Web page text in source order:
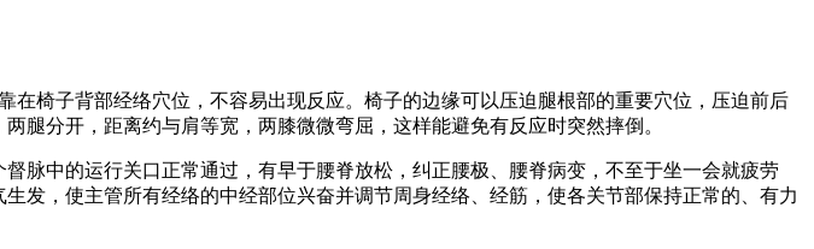
椅子背部经络穴位，不容易出现反应。椅子的边缘可以压迫腿根部的重要穴位，压迫前后
腿分开，距离约与肩等宽，两膝微微弯屈，这样能避免有反应时突然摔倒。
脉中的运行关口正常通过，有早于腰脊放松，纠正腰极、腰脊病变，不至于坐一会就疲劳
发，使主管所有经络的中经部位兴奋并调节周身经络、经筋，使各关节部保持正常的、有力